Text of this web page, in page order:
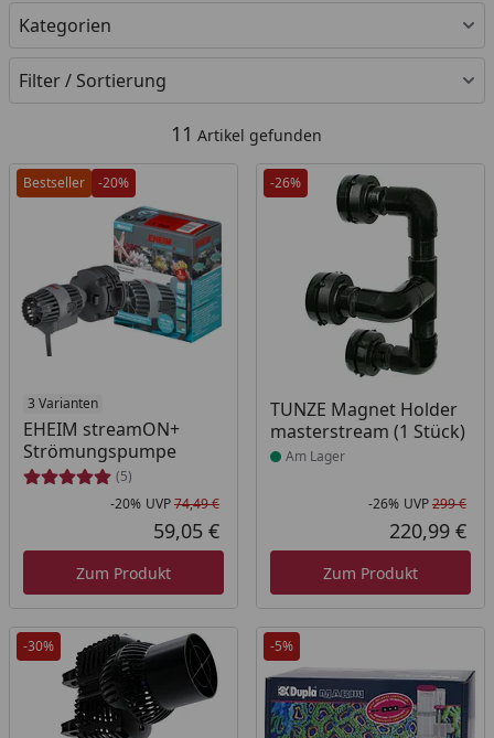
Kategorien
Filter / Sortierung
11 Artikel gefunden
Bestseller -20%
3 Varianten
EHEIM streamON+
Strömungspumpe
(5)
Rabatt in Prozent
-20%
Ursprünglicher Preis
UVP74,49 €
Aktueller Preis
59,05 €
Zum Produkt
-26%
TUNZE Magnet Holder
masterstream (1 Stück)
Produkt am Lager
Am Lager
-26% UVP299 €
220,99 €
Zum Produkt
-30% -5%